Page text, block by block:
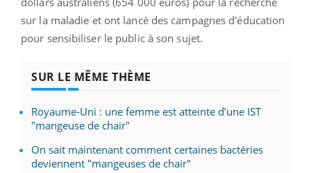
sur la maladie et ont lancé des campagnes d'éducation
pour sensibiliser le public à son sujet.
SUR LE MÊME THÈME
Royaume-Uni : une femme est atteinte d’une IST
"mangeuse de chair"
On sait maintenant comment certaines bactéries
deviennent "mangeuses de chair"